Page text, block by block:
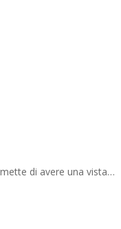
di avere una vista…